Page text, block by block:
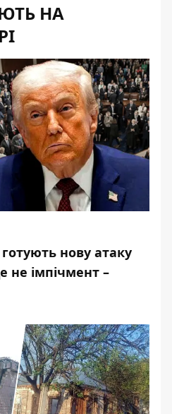
НА
нову атаку
не імпічмент –